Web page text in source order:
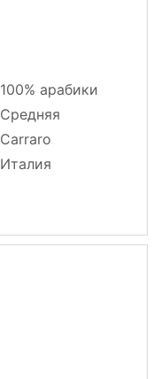
100% арабики
Средняя
Carraro
Италия